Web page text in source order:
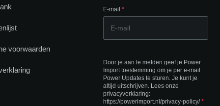
voorwaarden
E-mail *
Door je aan te melden geef je Power
Import toestemming om je per e-mail
Power Updates te sturen. Je kunt je
altijd uitschrijven. Lees onze
privacyverklaring:
https://powerimport.nl/privacy-policy/*